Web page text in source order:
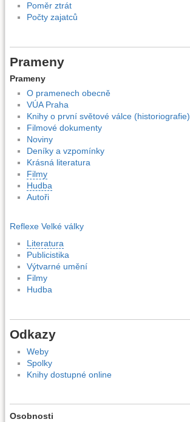
Poměr ztrát
Počty zajatců
Prameny
Prameny
O pramenech obecně
VÚA Praha
Knihy o první světové válce (historiografie)
Filmové dokumenty
Noviny
Deníky a vzpomínky
Krásná literatura
Filmy
Hudba
Autoři
Reflexe Velké války
Literatura
Publicistika
Výtvarné umění
Filmy
Hudba
Odkazy
Weby
Spolky
Knihy dostupné online
Osobnosti